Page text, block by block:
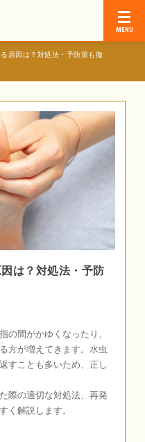
る原因は？対処法・予防策も徹
は？対処法・予防
の間がかゆくなったり、
方が増えてきます。水虫
すことも多いため、正し
際の適切な対処法、再発
く解説します。